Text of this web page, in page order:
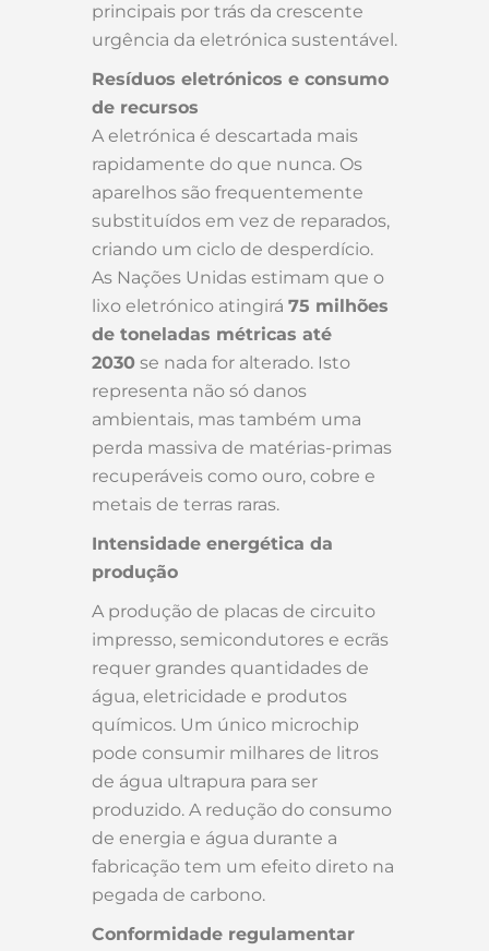
principais por trás da crescente
urgência da eletrónica sustentável.
Resíduos eletrónicos e consumo
de recursos
A eletrónica é descartada mais
rapidamente do que nunca. Os
aparelhos são frequentemente
substituídos em vez de reparados,
criando um ciclo de desperdício.
As Nações Unidas estimam que o
lixo eletrónico atingirá 75 milhões
de toneladas métricas até
2030 se nada for alterado. Isto
representa não só danos
ambientais, mas também uma
perda massiva de matérias-primas
recuperáveis como ouro, cobre e
metais de terras raras.
Intensidade energética da
produção
A produção de placas de circuito
impresso, semicondutores e ecrãs
requer grandes quantidades de
água, eletricidade e produtos
químicos. Um único microchip
pode consumir milhares de litros
de água ultrapura para ser
produzido. A redução do consumo
de energia e água durante a
fabricação tem um efeito direto na
pegada de carbono.
Conformidade regulamentar